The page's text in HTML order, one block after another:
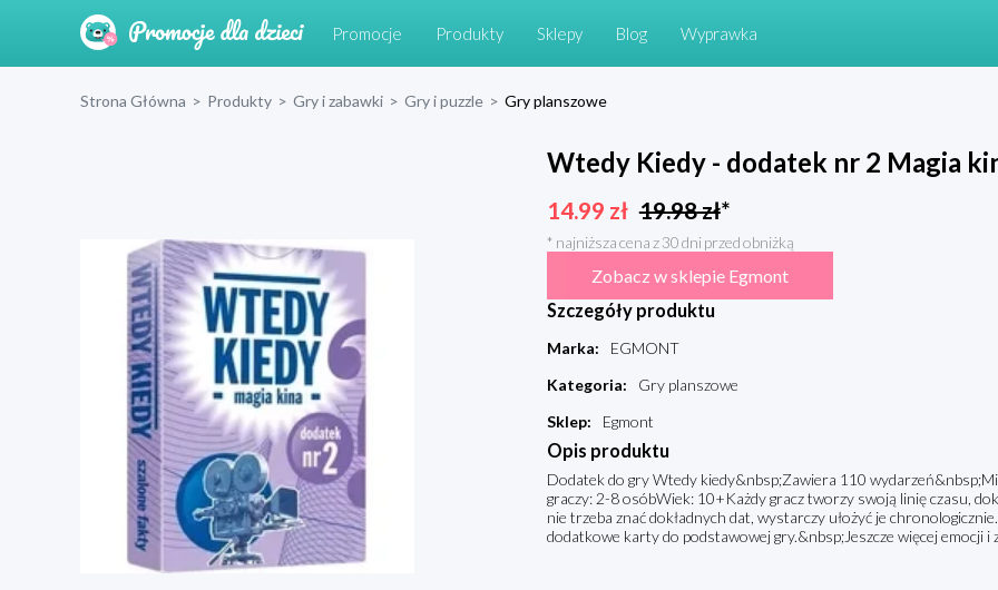
Promocje Produkty Sklepy Blog Wyprawka
Strona Główna > Produkty > Gry i zabawki > Gry i puzzle > Gry planszowe
Wtedy Kiedy - dodatek nr 2 Magia
14.99 zł 19.98zł*
* najniższa cena z 30 dni przed obniżką
Zobacz w sklepie Egmont
Szczegóły produktu
Marka:
EGMONT
Kategoria:
Gry planszowe
Sklep: Egmont
Opis produktu
Dodatek do gry Wtedy kiedy&nbsp;Zawiera 110
graczy: 2-8 osóbWiek: 10+Każdy gracz tworzy swoją linię czasu,
nie trzeba znać dokładnych dat, wystarczy ułożyć je
dodatkowe karty do podstawowej gry.&nbsp;Jeszcze więcej emocji i